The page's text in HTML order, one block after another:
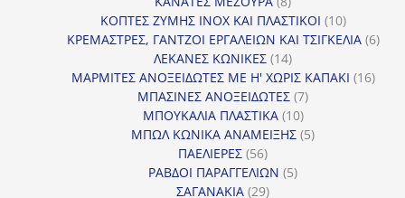
προϊόντα
ΚΟΠΤΕΣ ΖΥΜΗΣ INOX ΚΑΙ ΠΛΑΣΤΙΚΟΙ 1010
προϊόντα
ΚΡΕΜΑΣΤΡΕΣ, ΓΑΝΤΖΟΙ ΕΡΓΑΛΕΙΩΝ ΚΑΙ ΤΣΙΓΚΕΛΙΑ 66
ΛΕΚΑΝΕΣ ΚΩΝΙΚΕΣ 1414
προϊόντα
ΜΑΡΜΙΤΕΣ ΑΝΟΞΕΙΔΩΤΕΣ ΜΕ Η' ΧΩΡΙΣ ΚΑΠΑΚΙ 1616
ΜΠΑΣΙΝΕΣ ΑΝΟΞΕΙΔΩΤΕΣ 77
ΜΠΟΥΚΑΛΙΑ ΠΛΑΣΤΙΚΑ 1010
προϊόντα
ΜΠΩΛ ΚΩΝΙΚΑ ΑΝΑΜΕΙΞΗΣ 55
ΠΑΕΛΙΕΡΕΣ 5656
προϊόντα
ΡΑΒΔΟΙ ΠΑΡΑΓΓΕΛΙΩΝ 55
ΣΑΓΑΝΑΚΙΑ 2929